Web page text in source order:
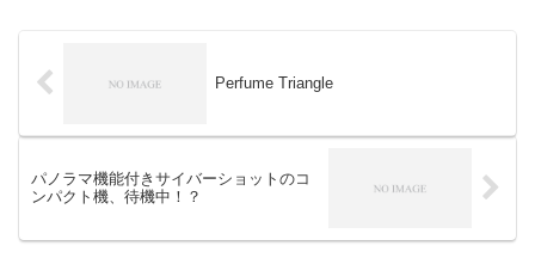
Perfume Triangle
パノラマ機能付きサイバーショットのコ
ンパクト機、待機中！？